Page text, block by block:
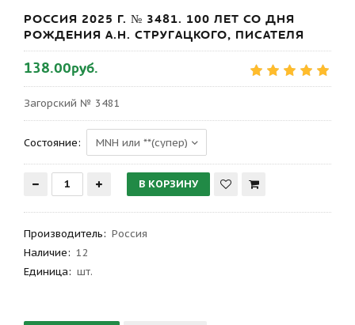
РОССИЯ 2025 Г. № 3481. 100 ЛЕТ СО ДНЯ
РОЖДЕНИЯ А.Н. СТРУГАЦКОГО, ПИСАТЕЛЯ
138.00руб.
Загорский № 3481
Состояние:
Производитель: Россия
Наличие: 12
Единица: шт.